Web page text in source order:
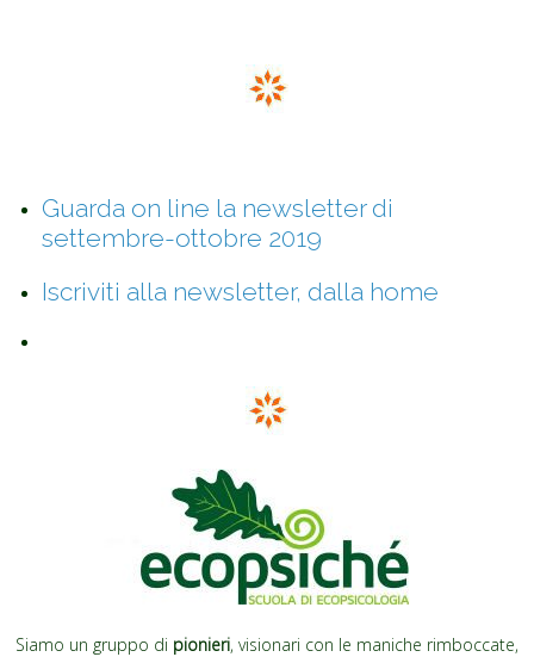
Guarda on line la newsletter di
settembre-ottobre 2019
Iscriviti alla newsletter, dalla home
Siamo un gruppo di pionieri, visionari con le maniche rimboccate,